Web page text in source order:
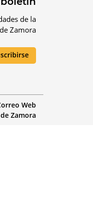
de la
Zamora
Web
Zamora